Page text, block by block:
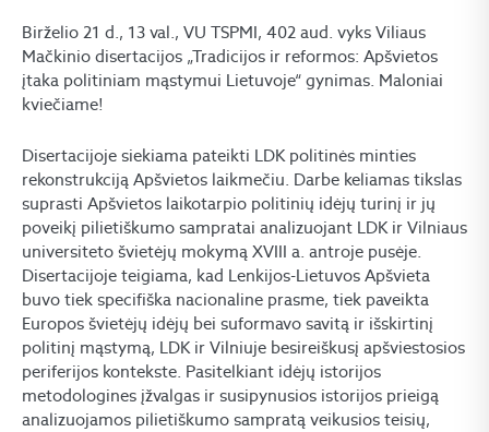
Birželio 21 d., 13 val., VU TSPMI, 402 aud. vyks Viliaus
Mačkinio disertacijos „Tradicijos ir reformos: Apšvietos
įtaka politiniam mąstymui Lietuvoje“ gynimas. Maloniai
kviečiame!
Disertacijoje siekiama pateikti LDK politinės minties
rekonstrukciją Apšvietos laikmečiu. Darbe keliamas tikslas
suprasti Apšvietos laikotarpio politinių idėjų turinį ir jų
poveikį pilietiškumo sampratai analizuojant LDK ir Vilniaus
universiteto švietėjų mokymą XVIII a. antroje pusėje.
Disertacijoje teigiama, kad Lenkijos-Lietuvos Apšvieta
buvo tiek specifiška nacionaline prasme, tiek paveikta
Europos švietėjų idėjų bei suformavo savitą ir išskirtinį
politinį mąstymą, LDK ir Vilniuje besireiškusį apšviestosios
periferijos kontekste. Pasitelkiant idėjų istorijos
metodologines įžvalgas ir susipynusios istorijos prieigą
analizuojamos pilietiškumo sampratą veikusios teisių,